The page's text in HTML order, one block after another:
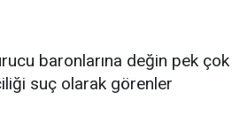
baronlarına değin pek çok
suç olarak görenler